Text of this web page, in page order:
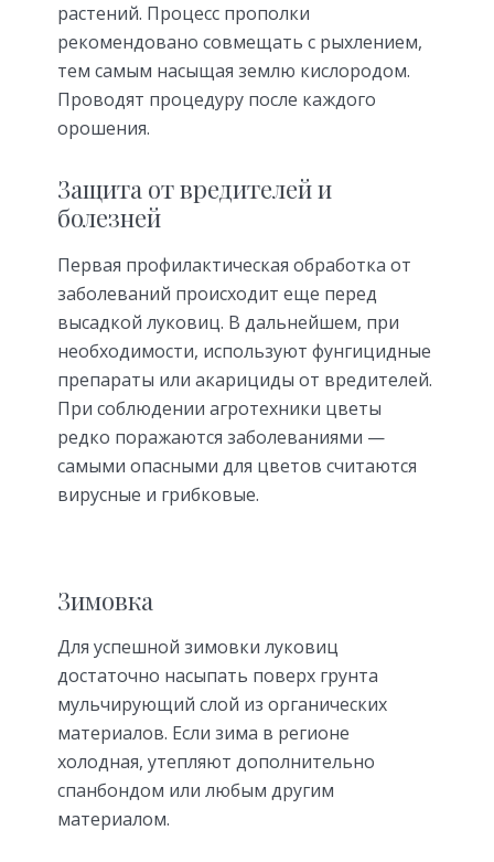
растений. Процесс прополки
рекомендовано совмещать с рыхлением,
тем самым насыщая землю кислородом.
Проводят процедуру после каждого
орошения.
Защита от вредителей и
болезней
Первая профилактическая обработка от
заболеваний происходит еще перед
высадкой луковиц. В дальнейшем, при
необходимости, используют фунгицидные
препараты или акарициды от вредителей.
При соблюдении агротехники цветы
редко поражаются заболеваниями —
самыми опасными для цветов считаются
вирусные и грибковые.
Зимовка
Для успешной зимовки луковиц
достаточно насыпать поверх грунта
мульчирующий слой из органических
материалов. Если зима в регионе
холодная, утепляют дополнительно
спанбондом или любым другим
материалом.